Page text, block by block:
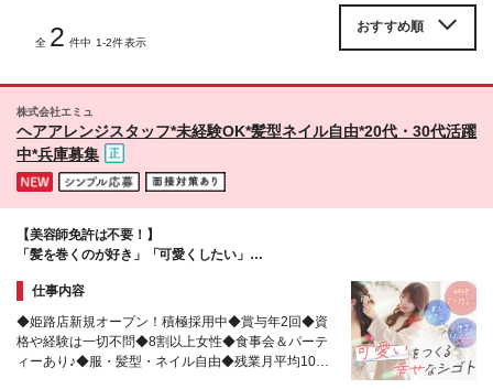
全 2 件中 1-2件表示
株式会社エミュ
ヘアアレンジスタッフ*未経験OK*髪型ネイル自由*20代・30代活躍
中*兵庫募集
【美容師免許は不要！】
「髪を巻くのが好き」「可愛くしたい」
仕事内容
◆姫路店新規オープン！積極採用中◆賞与年2回◆資
格や経験は一切不問◆8割以上女性◆食事会＆パーテ
ィーあり♪◆服・髪型・ネイル自由◆残業月平均10h